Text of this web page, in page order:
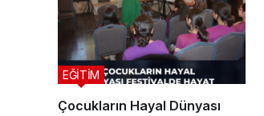
Çocukların Hayal Dünyası
EĞİTİM